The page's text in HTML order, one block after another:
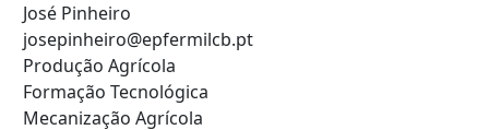
José Pinheiro
josepinheiro@epfermilcb.pt
Produção Agrícola
Formação Tecnológica
Mecanização Agrícola